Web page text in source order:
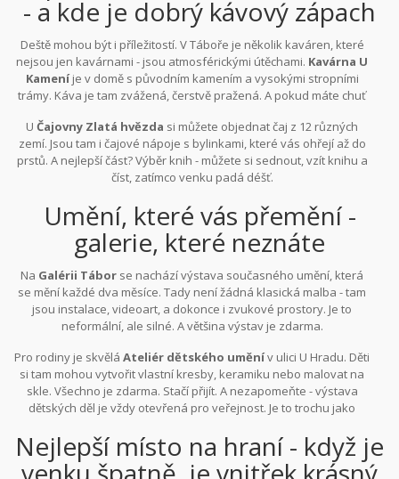
- a kde je dobrý kávový zápach
Deště mohou být i příležitostí. V Táboře je několik kaváren, které
nejsou jen kavárnami - jsou atmosférickými útěchami. Kavárna U
Kameníje v domě s původním kamením a vysokými stropními
trámy. Káva je tam zvážená, čerstvě pražená. A pokud máte chuť
UČajovny Zlatá hvězda si můžete objednat čaj z 12 různých
zemí. Jsou tam i čajové nápoje s bylinkami, které vás ohřejí až do
prstů. A nejlepší část? Výběr knih - můžete si sednout, vzít knihu a
číst, zatímco venku padá déšť.
Umění, které vás přemění -
galerie, které neznáte
Na Galérii Tábor se nachází výstava současného umění, která
se mění každé dva měsíce. Tady není žádná klasická malba - tam
jsou instalace, videoart, a dokonce i zvukové prostory. Je to
neformální, ale silné. A většina výstav je zdarma.
Pro rodiny je skvěláAteliér dětského uměnív ulici U Hradu. Děti
si tam mohou vytvořit vlastní kresby, keramiku nebo malovat na
skle. Všechno je zdarma. Stačí přijít. A nezapomeňte - výstava
dětských děl je vždy otevřená pro veřejnost. Je to trochu jako
Nejlepší místo na hraní - když je